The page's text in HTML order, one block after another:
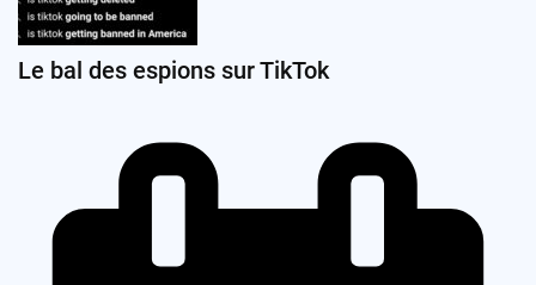
Le bal des espions sur TikTok